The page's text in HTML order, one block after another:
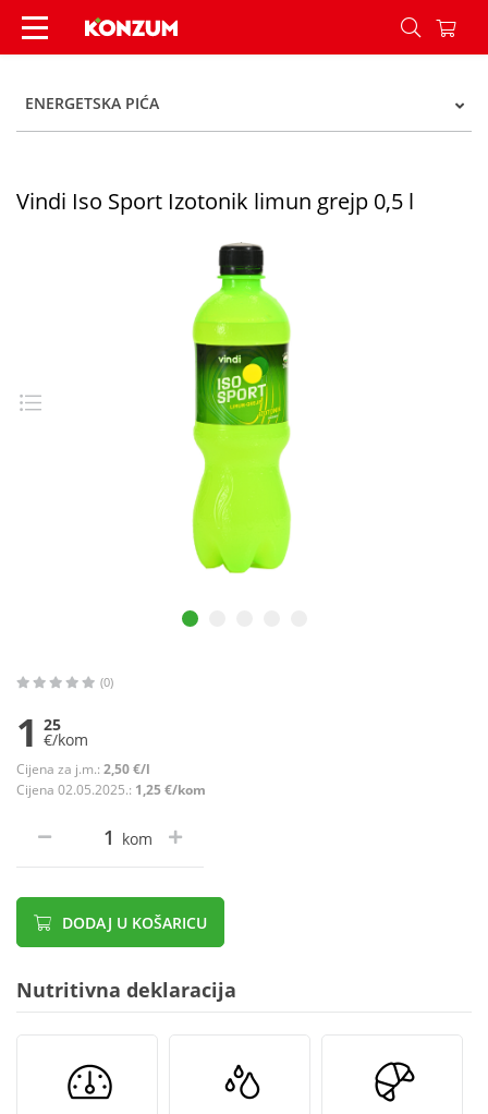
Vindi Iso Sport Izotonik limun grejp 0,5 l -
ENERGETSKA PIĆA
Vindi Iso Sport Izotonik limun grejp 0,5 l
(0)
1 25
€/kom
Cijena za j.m.: 2,50 €/l
Cijena 02.05.2025.: 1,25 €/kom
kom
DODAJ U KOŠARICU
Nutritivna deklaracija